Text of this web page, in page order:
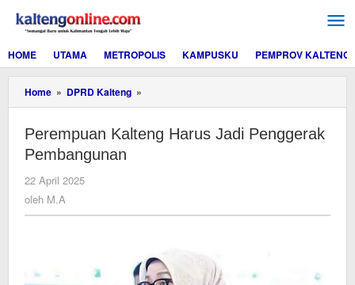
konten
HOME
UTAMA METROPOLIS KAMPUSKU PEMPROV KALTENG
Home » DPRD Kalteng »
Kalteng
Jadi
Perempuan Kalteng Harus Jadi Penggerak
Pembangunan
22 April 2025
oleh M.A